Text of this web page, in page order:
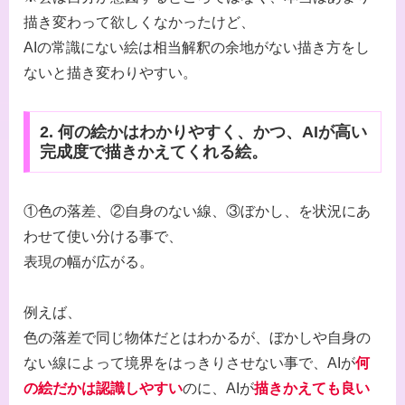
描き変わって欲しくなかったけど、
AIの常識にない絵は相当解釈の余地がない描き方をし
ないと描き変わりやすい。
2. 何の絵かはわかりやすく、かつ、AIが高い
完成度で描きかえてくれる絵。
①色の落差、②自身のない線、③ぼかし、を状況にあ
わせて使い分ける事で、
表現の幅が広がる。
例えば、
色の落差で同じ物体だとはわかるが、ぼかしや自身の
ない線によって境界をはっきりさせない事で、AIが何
の絵だかは認識しやすいのに、AIが描きかえても良い